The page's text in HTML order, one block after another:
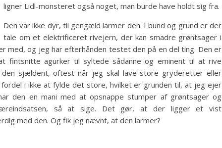
ligner Lidl-monsteret også noget, man burde have holdt sig fra.
Den var ikke dyr, til gengæld larmer den. I bund og grund er der
tale om et elektrificeret rivejern, der kan smadre grøntsager i
med, og jeg har efterhånden testet den på en del ting. Den er
agurker til syltede sådanne og eminent til at rive
den sjældent, oftest når jeg skal lave store gryderetter eller
i ikke at fylde det store, hvilket er grunden til, at jeg ejer
den en mani med at opsnappe stumper af grøntsager og
så at sige. Det gør, at der ligger et vist
med den. Og fik jeg nævnt, at den larmer?